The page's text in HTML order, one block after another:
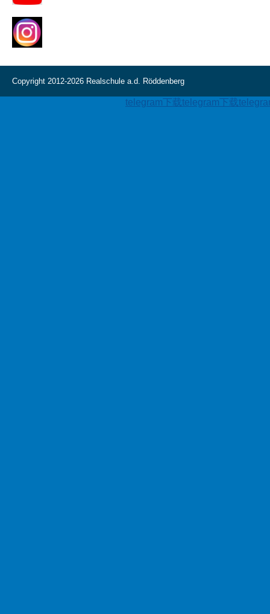
Copyright 2012-2026 Realschule a.d. Röddenberg
telegram下载telegram下载